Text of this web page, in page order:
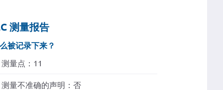
测量报告
被记录下来？
测量点：11
测量不准确的声明：否